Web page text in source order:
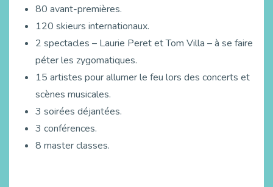
80 avant-premières.
120 skieurs internationaux.
2 spectacles – Laurie Peret et Tom Villa – à se faire
péter les zygomatiques.
15 artistes pour allumer le feu lors des concerts et
scènes musicales.
3 soirées déjantées.
3 conférences.
8 master classes.